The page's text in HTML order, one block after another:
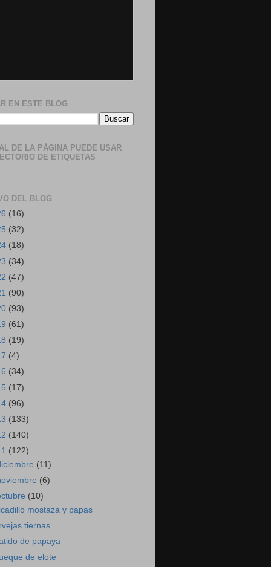
EN ESTE BLOG
DE LA PÁGINA PUEDE USAR
DE ETIQUETAS
DEL BLOG
(16)
(32)
(18)
(34)
(47)
(90)
(93)
(61)
(19)
(4)
(34)
(17)
(96)
(133)
(140)
(122)
(11)
(6)
(10)
mostaza y papas
tiernas
de papaya
de elote